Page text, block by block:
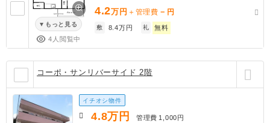
もっと見る
4人閲覧中
4.2万円 ＋管理費 － 円
敷 8.4万円 礼 無料
コーポ・サンリバーサイド 2階
イチオシ物件
4.8万円 管理費 1,000円